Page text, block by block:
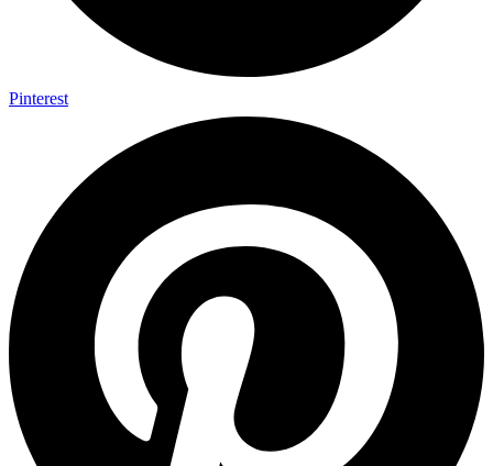
Pinterest